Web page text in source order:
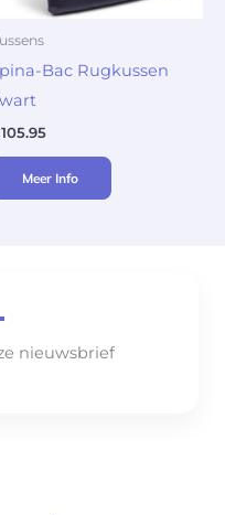
Bac Rugkussen
105.95
Meer Info
nieuwsbrief